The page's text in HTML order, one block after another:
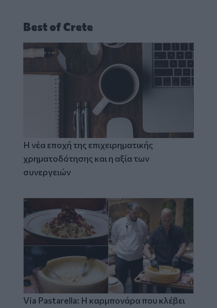
Best of Crete
Η νέα εποχή της επιχειρηματικής
χρηματοδότησης και η αξία των
συνεργειών
Via Pastarella: Η καρμπονάρα που κλέβει